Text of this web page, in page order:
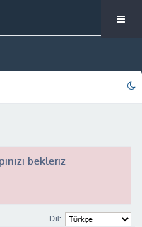
bekleriz
Dil: